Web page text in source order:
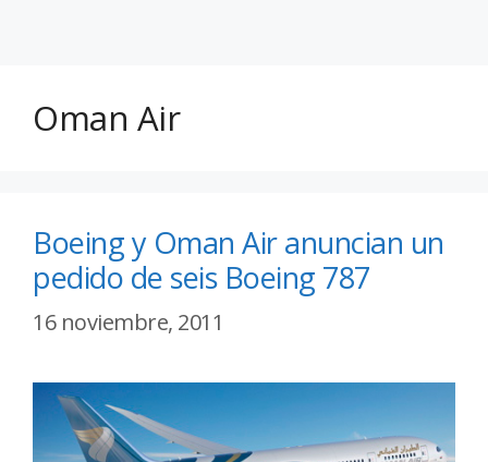
Oman Air
Boeing y Oman Air anuncian un
pedido de seis Boeing 787
16 noviembre, 2011